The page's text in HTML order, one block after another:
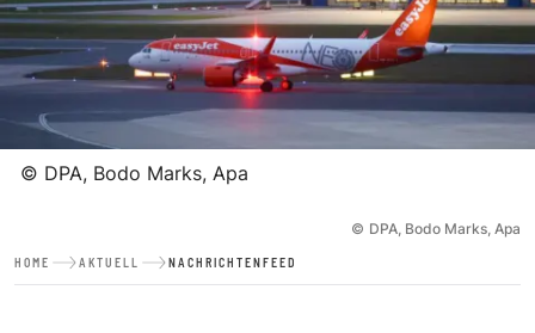
© DPA, Bodo Marks, Apa
© DPA, Bodo Marks, Apa
HOME AKTUELL NACHRICHTENFEED